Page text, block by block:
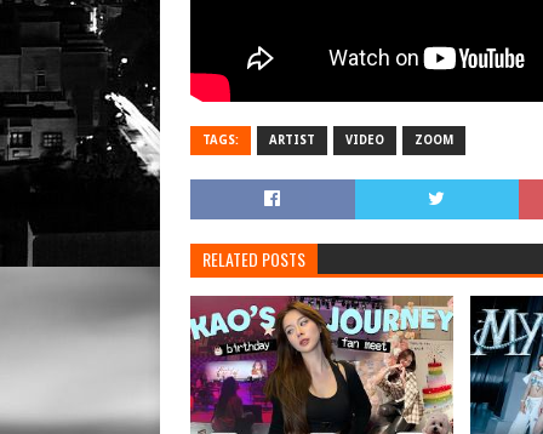
TAGS: ARTIST VIDEO ZOOM
RELATED POSTS